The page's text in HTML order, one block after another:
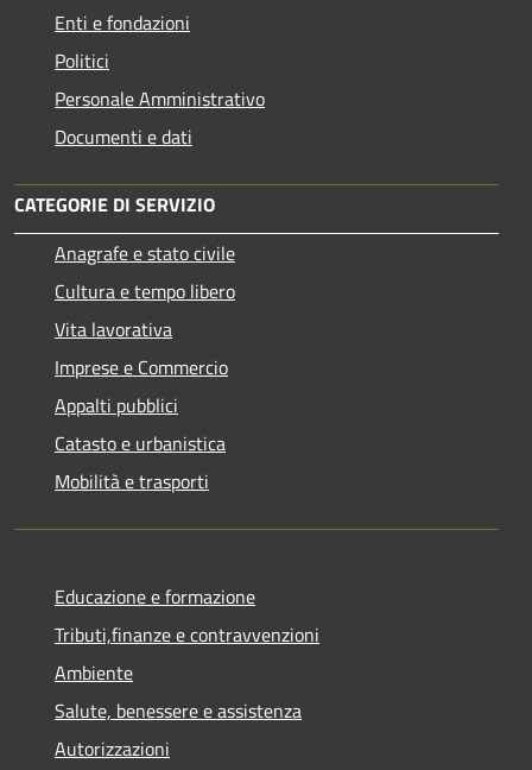
Enti e fondazioni
Politici
Personale Amministrativo
Documenti e dati
CATEGORIE DI SERVIZIO
Anagrafe e stato civile
Cultura e tempo libero
Vita lavorativa
Imprese e Commercio
Appalti pubblici
Catasto e urbanistica
Mobilità e trasporti
Educazione e formazione
Tributi,finanze e contravvenzioni
Ambiente
Salute, benessere e assistenza
Autorizzazioni